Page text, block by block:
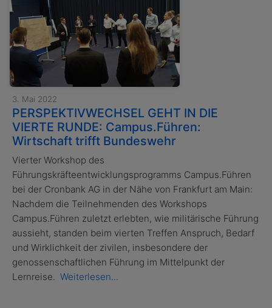
3. Mai 2022
PERSPEKTIVWECHSEL GEHT IN DIE
VIERTE RUNDE: Campus.Führen:
Wirtschaft trifft Bundeswehr
Vierter Workshop des
Führungskräfteentwicklungsprogramms Campus.Führen
bei der Cronbank AG in der Nähe von Frankfurt am Main:
Nachdem die Teilnehmenden des Workshops
Campus.Führen zuletzt erlebten, wie militärische Führung
aussieht, standen beim vierten Treffen Anspruch, Bedarf
und Wirklichkeit der zivilen, insbesondere der
genossenschaftlichen Führung im Mittelpunkt der
Lernreise. Weiterlesen...